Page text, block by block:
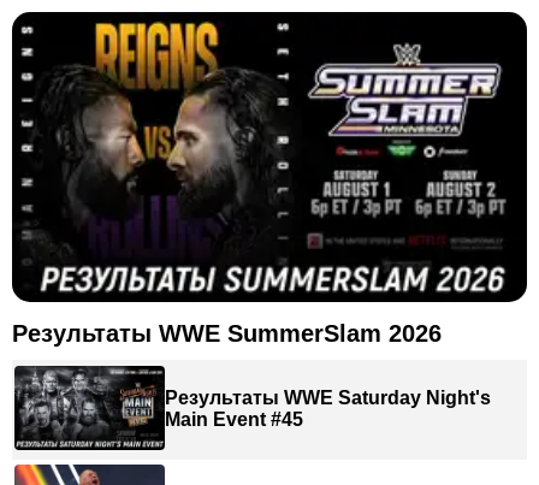
Результаты WWE SummerSlam 2026
Результаты WWE Saturday Night's
Main Event #45